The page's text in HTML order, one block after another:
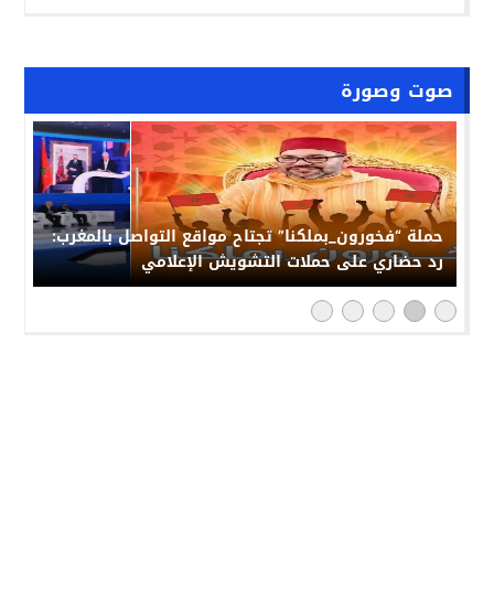
صوت وصورة
حملة “فخورون_بملكنا” تجتاح مواقع التواصل بالمغرب:
رد حضاري على حملات التشويش الإعلامي